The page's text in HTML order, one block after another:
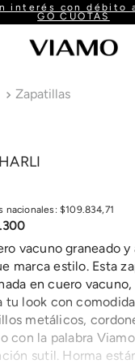
interés con débito
GO CUOTAS
Zapatillas
nacionales: $109.834,71
.300
vacuno graneado
marca estilo. Esta
en cuero vacuno,
tu look con
metálicos,
con la palabra
sutil. Horma